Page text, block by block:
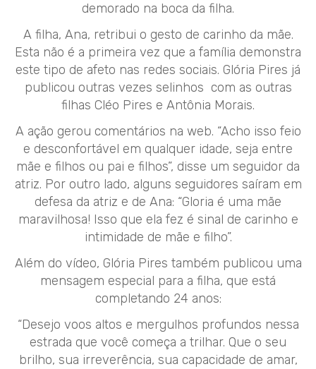
demorado na boca da filha.
A filha, Ana, retribui o gesto de carinho da mãe.
Esta não é a primeira vez que a família demonstra
este tipo de afeto nas redes sociais. Glória Pires já
publicou outras vezes selinhos com as outras
filhas Cléo Pires e Antônia Morais.
A ação gerou comentários na web. “Acho isso feio
e desconfortável em qualquer idade, seja entre
mãe e filhos ou pai e filhos”, disse um seguidor da
atriz. Por outro lado, alguns seguidores saíram em
defesa da atriz e de Ana: “Gloria é uma mãe
maravilhosa! Isso que ela fez é sinal de carinho e
intimidade de mãe e filho”.
Além do vídeo, Glória Pires também publicou uma
mensagem especial para a filha, que está
completando 24 anos:
“Desejo voos altos e mergulhos profundos nessa
estrada que você começa a trilhar. Que o seu
brilho, sua irreverência, sua capacidade de amar,